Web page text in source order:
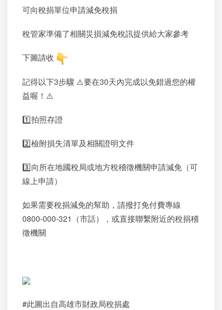
可向稅捐單位申請減免稅捐
稅管家準備了相關災損減免稅訊提供給大家參考
下圖請收
記得以下3步驟 ⚠️要在30天內完成以免錯過您的權
益喔！⚠️
1️⃣拍照存證
2️⃣檢附損失清單及相關證明文件
3️⃣向所在地國稅局或地方稅稽徵機關申請減免（可
線上申請）
如果需要稅捐減免的幫助，請撥打免付費專線
0800-000-321（市話），或直接聯繫附近的稅捐稽
徵機關
#此圖出自高雄市財政局稅捐處